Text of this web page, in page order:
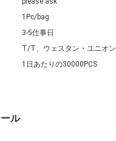
1Pc/bag
3-5仕事日
T/T、ウェスタン・ユニオン
1日あたりの30000PCS
ル